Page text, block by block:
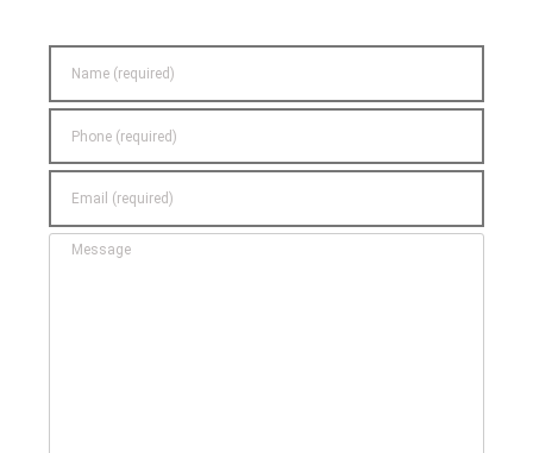
Name (required)
Phone (required)
Email (required)
Message